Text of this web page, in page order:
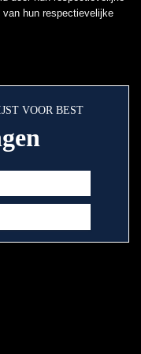
hun respectievelijke
VOOR BEST